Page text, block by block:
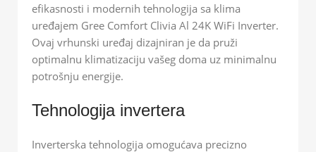
efikasnosti i modernih tehnologija sa klima
uređajem Gree Comfort Clivia Al 24K WiFi Inverter.
Ovaj vrhunski uređaj dizajniran je da pruži
optimalnu klimatizaciju vašeg doma uz minimalnu
potrošnju energije.
Tehnologija invertera
Inverterska tehnologija omogućava precizno